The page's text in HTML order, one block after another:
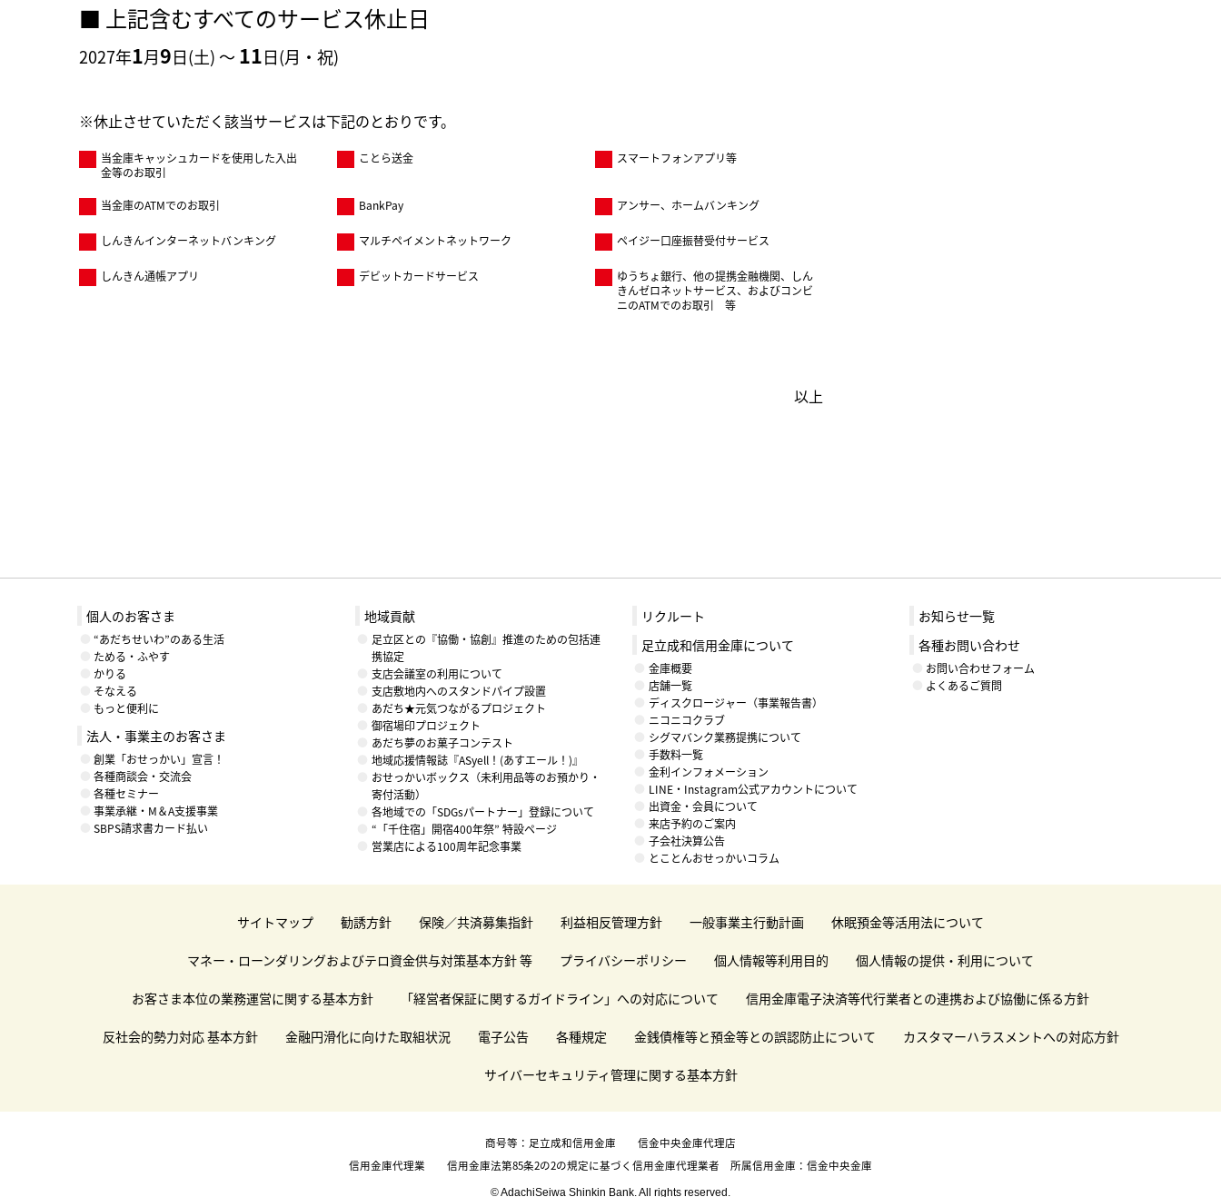
■ 上記含むすべてのサービス休止日
2027年1月9日(土) ～ 11日(月・祝)
※休止させていただく該当サービスは下記のとおりです。
当金庫キャッシュカードを使用した入出
金等のお取引
ことら送金 スマートフォンアプリ等
当金庫のATMでのお取引 BankPay アンサー、ホームバンキング
しんきんインターネットバンキング マルチペイメントネットワーク ペイジー口座振替受付サービス
しんきん通帳アプリ デビットカードサービス
ゆうちょ銀行、他の提携金融機関、しん
きんゼロネットサービス、およびコンビ
ニのATMでのお取引 等
以上
個人のお客さま
“あだちせいわ”のある生活
ためる・ふやす
かりる
そなえる
もっと便利に
法人・事業主のお客さま
創業「おせっかい」宣言！
各種商談会・交流会
各種セミナー
事業承継・M＆A支援事業
SBPS請求書カード払い
地域貢献
足立区との『協働・協創』推進のための包括連
携協定
支店会議室の利用について
支店敷地内へのスタンドパイプ設置
あだち★元気つながるプロジェクト
御宿場印プロジェクト
あだち夢のお菓子コンテスト
地域応援情報誌『ASyell！(あすエール！)』
おせっかいボックス（未利用品等のお預かり・
寄付活動）
各地域での「SDGsパートナー」登録について
“「千住宿」開宿400年祭” 特設ページ
営業店による100周年記念事業
リクルート
足立成和信用金庫について
金庫概要
店舗一覧
ディスクロージャー（事業報告書）
ニコニコクラブ
シグマバンク業務提携について
手数料一覧
金利インフォメーション
LINE・Instagram公式アカウントについて
出資金・会員について
来店予約のご案内
子会社決算公告
とことんおせっかいコラム
お知らせ一覧
各種お問い合わせ
お問い合わせフォーム
よくあるご質問
サイトマップ 勧誘方針 保険／共済募集指針 利益相反管理方針 一般事業主行動計画 休眠預金等活用法について
マネー・ローンダリングおよびテロ資金供与対策基本方針 等 プライバシーポリシー 個人情報等利用目的 個人情報の提供・利用について
お客さま本位の業務運営に関する基本方針 「経営者保証に関するガイドライン」への対応について 信用金庫電子決済等代行業者との連携および協働に係る方針
反社会的勢力対応 基本方針 金融円滑化に向けた取組状況 電子公告 各種規定 金銭債権等と預金等との誤認防止について カスタマーハラスメントへの対応方針
サイバーセキュリティ管理に関する基本方針
商号等：足立成和信用金庫 信金中央金庫代理店
信用金庫代理業 信用金庫法第85条2の2の規定に基づく信用金庫代理業者 所属信用金庫：信金中央金庫
© AdachiSeiwa Shinkin Bank. All rights reserved.